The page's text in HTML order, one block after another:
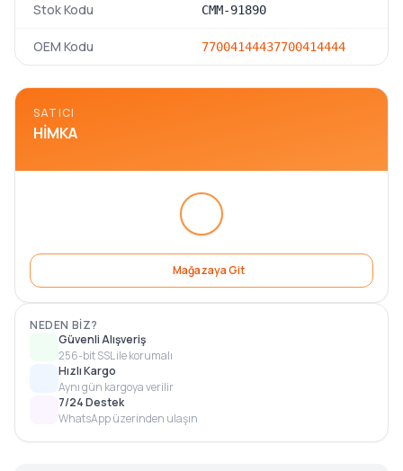
Stok Kodu CMM-91890
OEM Kodu 77004144437700414444
SATICI
HIMKA
Mağazaya Git
NEDEN BIZ?
Güvenli Alışveriş
256-bit SSL ile korumalı
Hızlı Kargo
Aynı gün kargoya verilir
7/24 Destek
WhatsApp üzerinden ulaşın